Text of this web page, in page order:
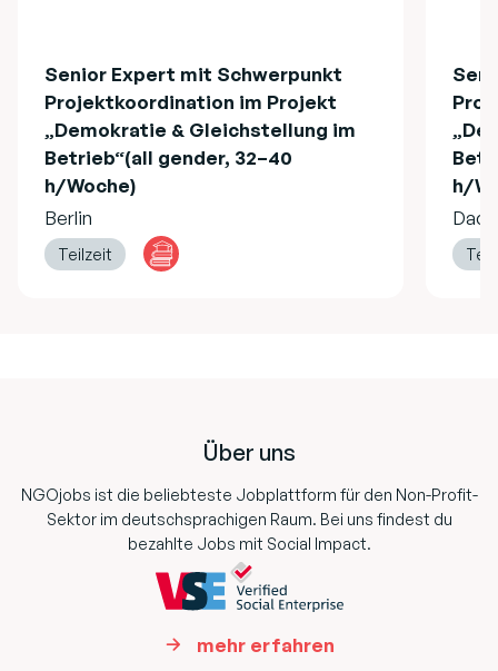
Senior Expert mit Schwerpunkt
Projektkoordination im Projekt
„Demokratie & Gleichstellung im
Betrieb“(all gender, 32–40
h/Woche)
Berlin
Teilzeit
h/
Über uns
NGOjobs ist die beliebteste Jobplattform für den Non-Profit-
Sektor im deutschsprachigen Raum. Bei uns findest du
bezahlte Jobs mit Social Impact.
mehr erfahren